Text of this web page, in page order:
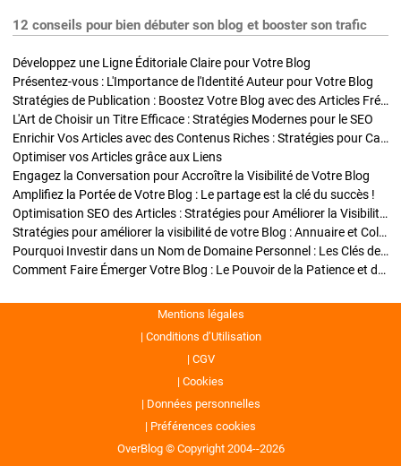
12 conseils pour bien débuter son blog et booster son trafic
Développez une Ligne Éditoriale Claire pour Votre Blog
Présentez-vous : L'Importance de l'Identité Auteur pour Votre Blog
Stratégies de Publication : Boostez Votre Blog avec des Articles Fréquents et Exclusifs
L'Art de Choisir un Titre Efficace : Stratégies Modernes pour le SEO
Enrichir Vos Articles avec des Contenus Riches : Stratégies pour Captiver et Optimiser
Optimiser vos Articles grâce aux Liens
Engagez la Conversation pour Accroître la Visibilité de Votre Blog
Amplifiez la Portée de Votre Blog : Le partage est la clé du succès !
Optimisation SEO des Articles : Stratégies pour Améliorer la Visibilité de Votre Blog
Stratégies pour améliorer la visibilité de votre Blog : Annuaire et Collaborations
Pourquoi Investir dans un Nom de Domaine Personnel : Les Clés de la Réussite de Votre Blog
Comment Faire Émerger Votre Blog : Le Pouvoir de la Patience et de la Persévérance
Mentions légales
Conditions d’Utilisation
CGV
Cookies
Données personnelles
Préférences cookies
OverBlog © Copyright 2004--2026